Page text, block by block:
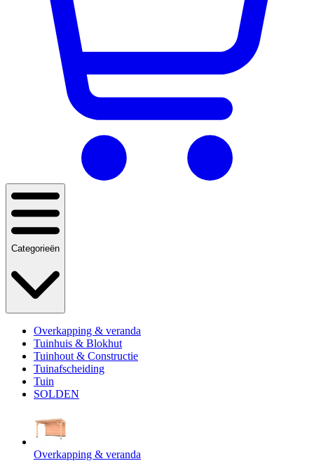
Categorieën
Overkapping & veranda
Tuinhuis & Blokhut
Tuinhout & Constructie
Tuinafscheiding
Tuin
SOLDEN
Overkapping & veranda